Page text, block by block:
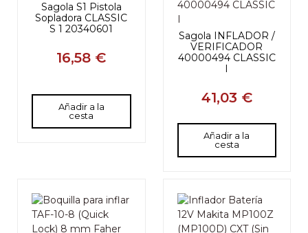
Sagola S1 Pistola
Sopladora CLASSIC
S 1 20340601
16,58 €
Añadir a la
cesta
Sagola INFLADOR /
VERIFICADOR
40000494 CLASSIC
41,03 €
Añadir a la
cesta